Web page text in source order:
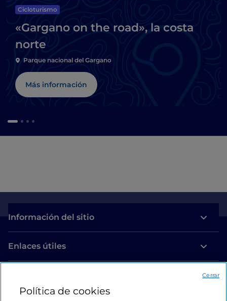
Cicloturismo
«Gargano on the road», la costa
norte
Parque nacional del Gargano
Más información
Información del sitio
Enlaces útiles
Estamos en contacto
Política de cookies
Cerrar